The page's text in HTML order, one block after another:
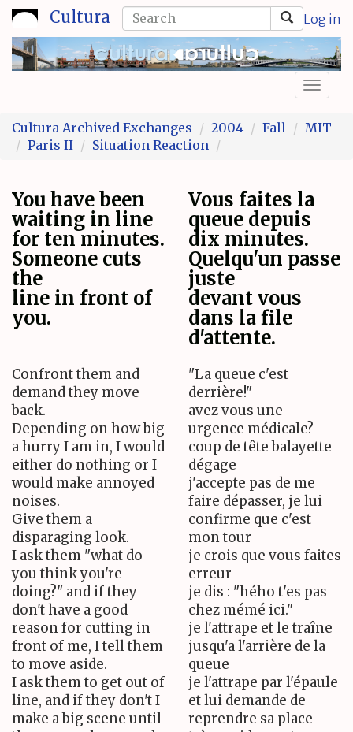
Skip
to
main
content
Cultura Log in
Search
form
Search
Cultura Archived Exchanges
2004 Fall
MIT
Paris II
Situation Reaction
You have been
waiting in line
for ten minutes.
Someone cuts
the
line in front of
you.
Vous faites la
queue depuis
dix minutes.
Quelqu'un passe
juste
devant vous
dans la file
d'attente.
Confront them and
demand they move
back.
Depending on how big
a hurry I am in, I would
either do nothing or I
would make annoyed
noises.
Give them a
disparaging look.
I ask them "what do
you think you're
doing?" and if they
don't have a good
reason for cutting in
front of me, I tell them
to move aside.
I ask them to get out of
line, and if they don't I
make a big scene until
"La queue c'est
derrière!"
avez vous une
urgence médicale?
coup de tête balayette
dégage
j'accepte pas de me
faire dépasser, je lui
confirme que c'est
mon tour
je crois que vous faites
erreur
je dis : "hého t'es pas
chez mémé ici."
je l'attrape et le traîne
jusqu'a l'arrière de la
queue
je l'attrape par l'épaule
et lui demande de
reprendre sa place